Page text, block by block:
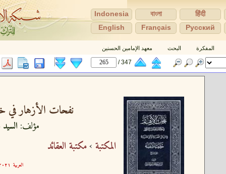
हिंदी
বাংলা
Indonesia
Pусский
Français
English
المفكرة البحث معهد الإمامين الحسنين
347 /
نفحات الأزهار في
مؤلف:
المكتبة ›مكتبة العقائد
العربية ٢٠٢١-٠٩-٢١